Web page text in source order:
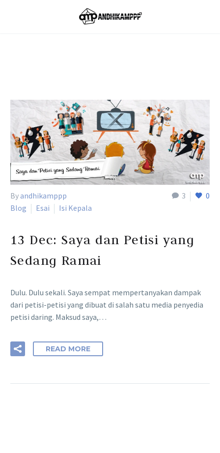
Home Tag
3 0
Byandhikamppp
Blog
Esai Isi Kepala
13 Dec: Saya dan Petisi yang
Sedang Ramai
Dulu. Dulu sekali. Saya sempat mempertanyakan dampak
dari petisi-petisi yang dibuat di salah satu media penyedia
petisi daring. Maksud saya,…
READ MORE